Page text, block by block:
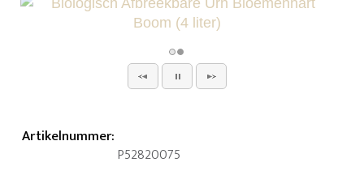
Artikelnummer:
P52820075